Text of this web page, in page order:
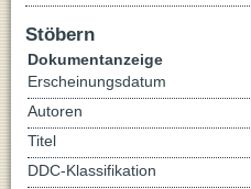
Stöbern
Dokumentanzeige
Erscheinungsdatum
Autoren
Titel
DDC-Klassifikation